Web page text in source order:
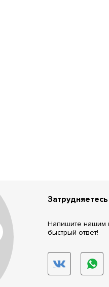
Напишите нашим
быстрый ответ!